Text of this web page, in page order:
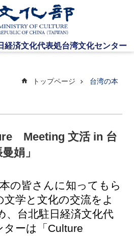
クにジャンプします
トップページ 台湾の本
Meeting 文活 in 台
娟」
の皆さんに知ってもら
学と文化の交流をよ
、台北駐日経済文化代
ターは「Culture